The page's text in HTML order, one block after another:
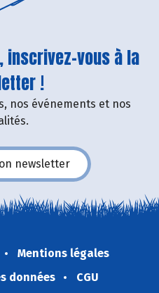
inscrivez-vous à la
!
nos événements et nos
newsletter
Mentions légales
données
CGU